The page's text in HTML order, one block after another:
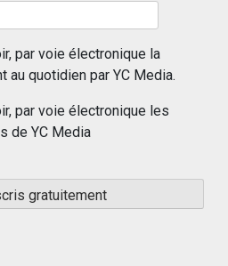
par voie électronique la
au quotidien par YC Media.
par voie électronique les
de YC Media